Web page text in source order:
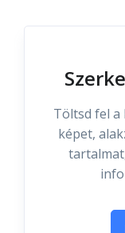
Töltsd fel a
képet,